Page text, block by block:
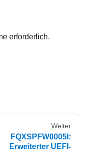
erforderlich.
Weiter
FQXSPFW0005I:
Erweiterter UEFI-